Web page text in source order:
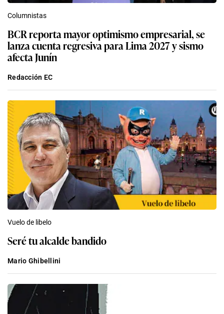
Columnistas
BCR reporta mayor optimismo empresarial, se
lanza cuenta regresiva para Lima 2027 y sismo
afecta Junín
Redacción EC
Vuelo de libelo
Seré tu alcalde bandido
Mario Ghibellini